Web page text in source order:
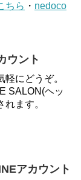
ちら ・ nedoco
ウント
にどうぞ。
SALON(ヘッ
ます。
アカウント